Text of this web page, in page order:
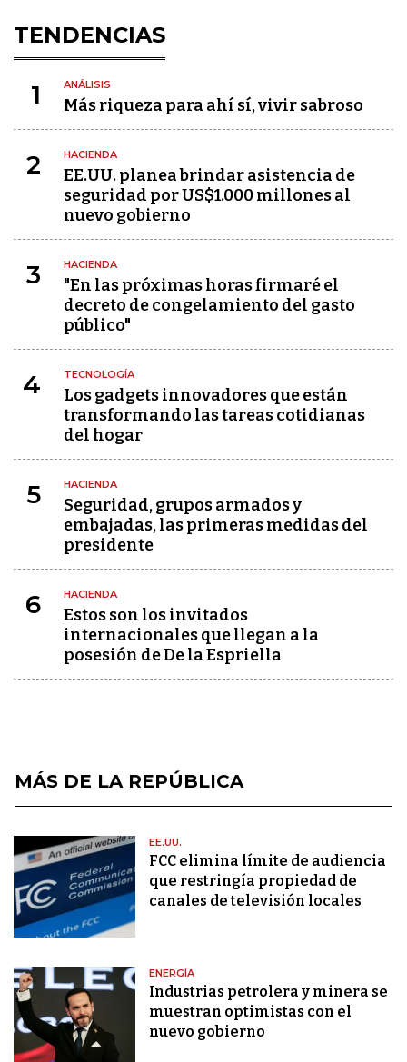
TENDENCIAS
1 ANÁLISIS
Más riqueza para ahí sí, vivir sabroso
2 HACIENDA
EE.UU. planea brindar asistencia de
seguridad por US$1.000 millones al
nuevo gobierno
3 HACIENDA
"En las próximas horas firmaré el
decreto de congelamiento del gasto
público"
4 TECNOLOGÍA
Los gadgets innovadores que están
transformando las tareas cotidianas
del hogar
5 HACIENDA
Seguridad, grupos armados y
embajadas, las primeras medidas del
presidente
6 HACIENDA
Estos son los invitados
internacionales que llegan a la
posesión de De la Espriella
MÁS DE LA REPÚBLICA
EE.UU.
FCC elimina límite de audiencia
que restringía propiedad de
canales de televisión locales
ENERGÍA
Industrias petrolera y minera se
muestran optimistas con el
nuevo gobierno